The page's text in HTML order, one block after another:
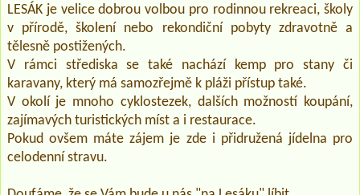
LESÁK je velice dobrou volbou pro rodinnou rekreaci, školy
v přírodě, školení nebo rekondiční pobyty zdravotně a
tělesně postižených.
V rámci střediska se také nachází kemp pro stany či
karavany, který má samozřejmě k pláži přístup také.
V okolí je mnoho cyklostezek, dalších možností koupání,
zajímavých turistických míst a i restaurace.
Pokud ovšem máte zájem je zde i přidružená jídelna pro
celodenní stravu.